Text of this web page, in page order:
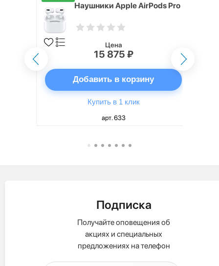
Наушники Apple AirPods Pro
Цена
15 875 ₽
Добавить в корзину
Купить в 1 клик
арт. 633
Подписка
Получайте оповещения об
акциях и специальных
предложениях на телефон